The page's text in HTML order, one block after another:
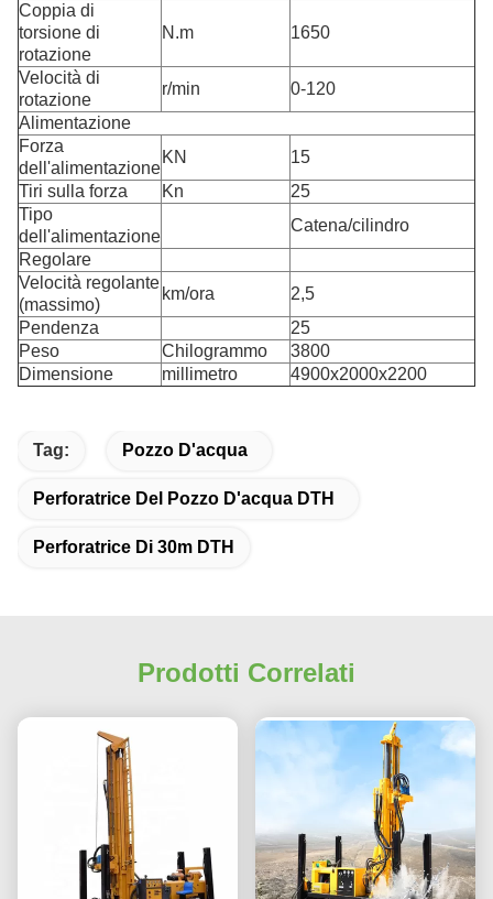
Coppia di
torsione di
rotazione
N.m 1650
Velocità di
rotazione
r/min
0-120
Alimentazione
Forza
dell'alimentazione
KN
15
Tiri sulla forza
Kn
25
Tipo
dell'alimentazione
Catena/cilindro
Regolare
Velocità regolante
(massimo)
km/ora
2,5
Pendenza
25
Peso
Chilogrammo
3800
Dimensione
millimetro 4900x2000x2200
Tag: Pozzo D'acqua
Perforatrice Del Pozzo D'acqua DTH
Perforatrice Di 30m DTH
Prodotti Correlati